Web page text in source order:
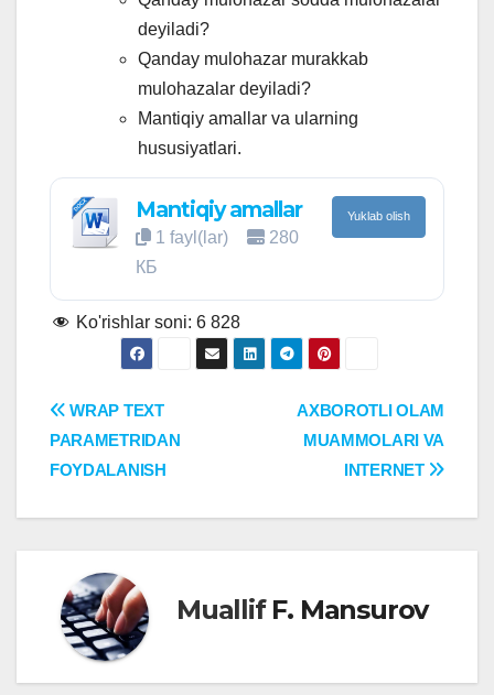
deyiladi?
Qanday mulohazar murakkab
mulohazalar deyiladi?
Mantiqiy amallar va ularning
hususiyatlari.
Mantiqiy amallar
1 fayl(lar)
280
КБ
Yuklab olish
Ko'rishlar soni: 6 828
Post
menyusi
AXBOROTLI OLAM
MUAMMOLARI VA
INTERNET
WRAP TEXT
PARAMETRIDAN
FOYDALANISH
Muallif F. Mansurov